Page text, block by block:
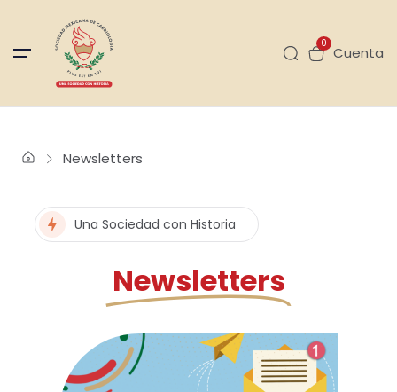
0
Cuenta
Newsletters
Una Sociedad con Historia
Newsletters